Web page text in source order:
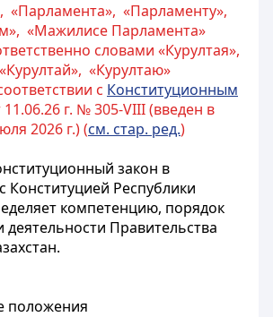
«Парламента», «Парламенту»,
«Мажилисе Парламента»
словами «Курултая»,
«Курултаю»
с Конституционным
11.06.26 г. № 305-VIII (введен в
2026 г.) (см. стар. ред.)
закон в
Конституцией Республики
компетенцию, порядок
деятельности Правительства
положения